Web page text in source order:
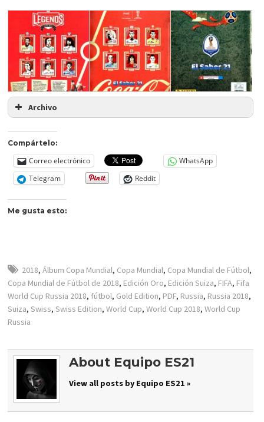
Archivo
Compártelo:
Correo electrónico
WhatsApp
Telegram
Reddit
Me gusta esto:
2018,Álbum Copa Mundial, Copa Mundial, Copa Mundial de Fútbol,
Copa Mundial de Fútbol de 2018, Edición Oro, Edición Suiza, FIFA, Fifa
World Cup Russia 2018, fútbol, Gold Edition, PDF, Russia, Russia 2018,
Suiza,Swiss,Swiss Edition,World Cup,World Cup 2018,World Cup
Russia
About Equipo ES21
View all posts by Equipo ES21 »